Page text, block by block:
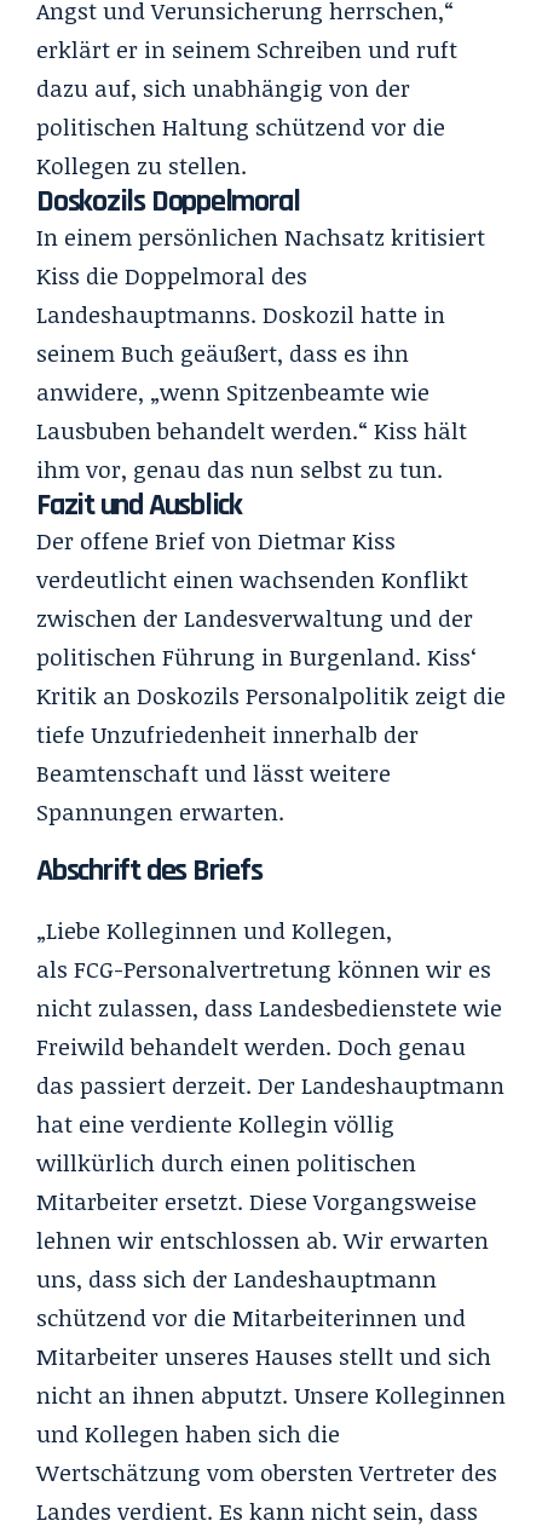
Angst und Verunsicherung herrschen,“
erklärt er in seinem Schreiben und ruft
dazu auf, sich unabhängig von der
politischen Haltung schützend vor die
Kollegen zu stellen.
Doskozils Doppelmoral
In einem persönlichen Nachsatz kritisiert
Kiss die Doppelmoral des
Landeshauptmanns. Doskozil hatte in
seinem Buch geäußert, dass es ihn
anwidere, „wenn Spitzenbeamte wie
Lausbuben behandelt werden.“ Kiss hält
ihm vor, genau das nun selbst zu tun.
Fazit und Ausblick
Der offene Brief von Dietmar Kiss
verdeutlicht einen wachsenden Konflikt
zwischen der Landesverwaltung und der
politischen Führung in Burgenland. Kiss‘
Kritik an Doskozils Personalpolitik zeigt die
tiefe Unzufriedenheit innerhalb der
Beamtenschaft und lässt weitere
Spannungen erwarten.
Abschrift des Briefs
„Liebe Kolleginnen und Kollegen,
als FCG-Personalvertretung können wir es
nicht zulassen, dass Landesbedienstete wie
Freiwild behandelt werden. Doch genau
das passiert derzeit. Der Landeshauptmann
hat eine verdiente Kollegin völlig
willkürlich durch einen politischen
Mitarbeiter ersetzt. Diese Vorgangsweise
lehnen wir entschlossen ab. Wir erwarten
uns, dass sich der Landeshauptmann
schützend vor die Mitarbeiterinnen und
Mitarbeiter unseres Hauses stellt und sich
nicht an ihnen abputzt. Unsere Kolleginnen
und Kollegen haben sich die
Wertschätzung vom obersten Vertreter des
Landes verdient. Es kann nicht sein, dass